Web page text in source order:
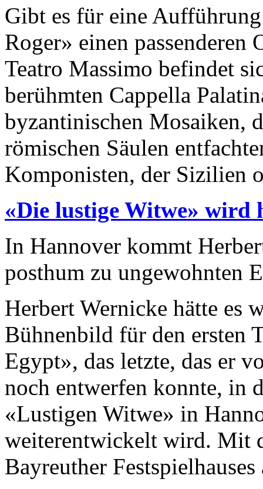
Gibt es für eine
Roger» einen
Teatro Massimo befindet
berühmten Cappella
byzantinischen Mosaiken,
römischen Säulen
Komponis­ten, der Sizilien
«Die lustige Witwe» wird
In Hannover kommt
posthum zu ungewohnten
Herbert Wernicke hätte es
Bühnenbild für den ersten
Egypt», das letzte, das er
noch entwerfen konnte, in
«Lus­tigen Witwe» in
weiterentwickelt wird. Mit
Bayreuther